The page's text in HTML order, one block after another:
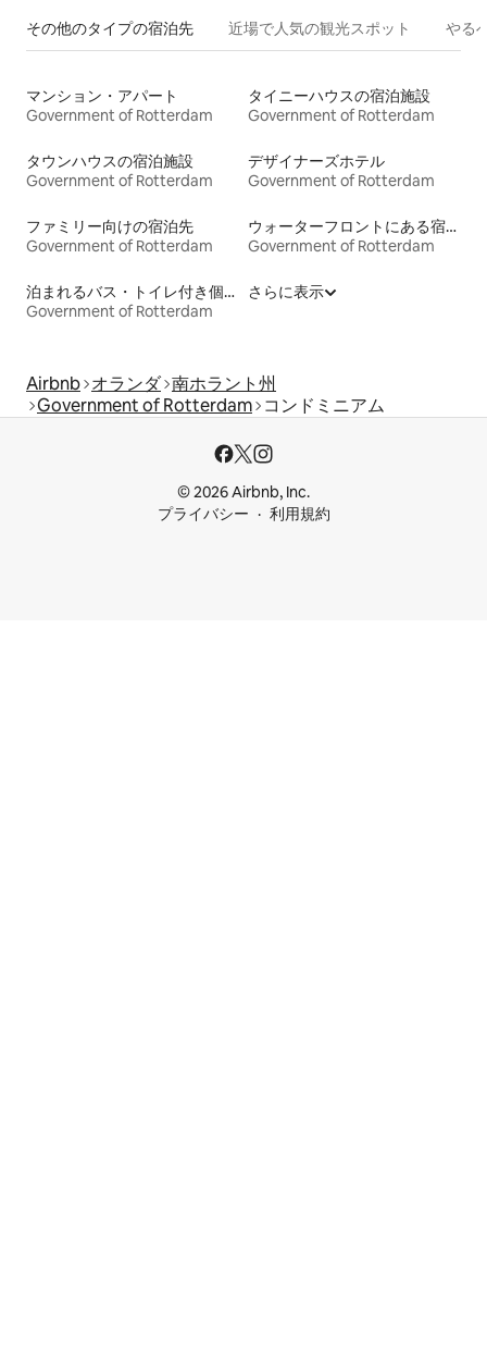
その他のタ⁠イ⁠プ⁠の宿⁠泊⁠先 近場で人気の観光スポット やる
マンション・アパート
Government of Rotterdam
タイニーハウスの宿泊施設
Government of Rotterdam
タウンハウスの宿泊施設
Government of Rotterdam
デザイナーズホテル
Government of Rotterdam
ファミリー向けの宿泊先
Government of Rotterdam
ウォーターフロントにある宿泊施設
Government of Rotterdam
泊まれるバス・トイレ付き個室
Government of Rotterdam
さらに表示
Airbnb オランダ 南ホラント州
Government of Rotterdam コンドミニアム
© 2026 Airbnb, Inc.
プライバシー
利用規約